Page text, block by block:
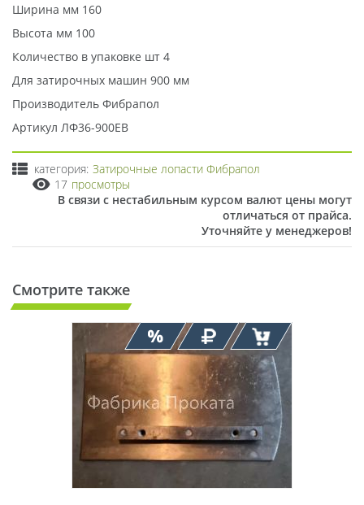
Ширина мм 160
Высота мм 100
Количество в упаковке шт 4
Для затирочных машин 900 мм
Производитель Фибрапол
Артикул ЛФ36-900ЕВ
категория: Затирочные лопасти Фибрапол
17 просмотры
В связи с нестабильным курсом валют цены могут
отличаться от прайса.
Уточняйте у менеджеров!
Смотрите также